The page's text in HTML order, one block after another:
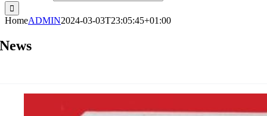
HomeADMIN2024-03-03T23:05:45+01:00
News